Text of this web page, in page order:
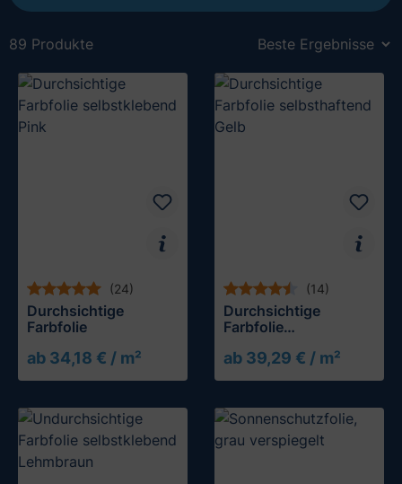
89 Produkte
(24)
Durchsichtige
Farbfolie
ab 34,18 € / m²
(14)
Durchsichtige
Farbfolie
ab 39,29 € / m²